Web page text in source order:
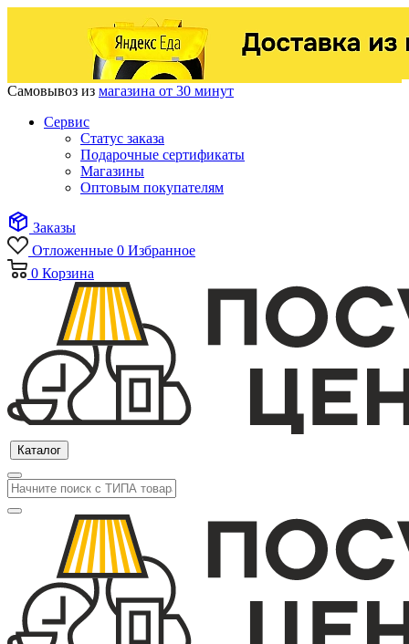
Самовывоз из магазина от 30 минут
Сервис
Статус заказа
Подарочные сертификаты
Магазины
Оптовым покупателям
Заказы
Отложенные 0 Избранное
0 Корзина
Каталог